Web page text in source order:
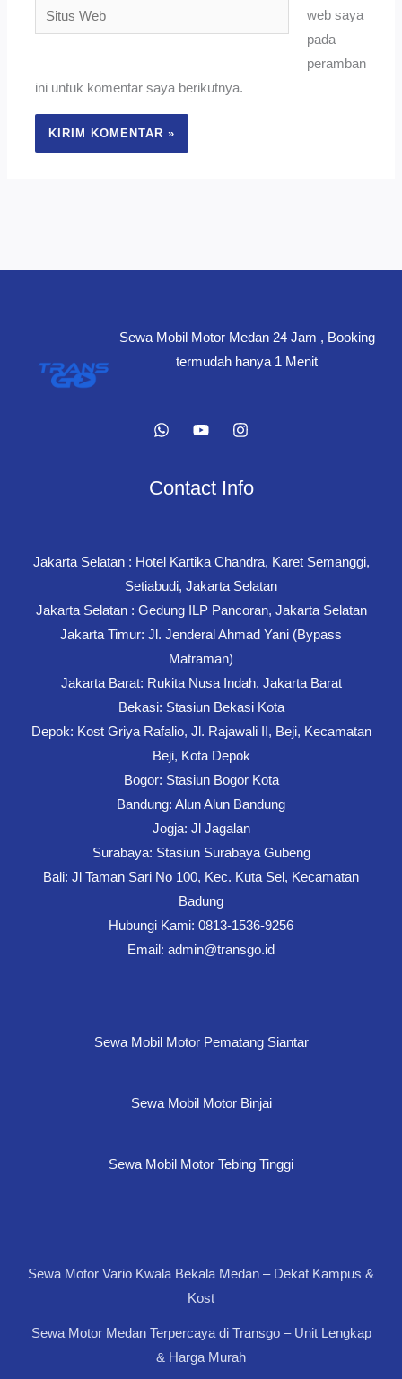
Situs
Web
web saya
pada
peramban
ini untuk komentar saya berikutnya.
Sewa Mobil Motor Medan 24 Jam , Booking
termudah hanya 1 Menit
Contact Info
Jakarta Selatan : Hotel Kartika Chandra, Karet Semanggi,
Setiabudi, Jakarta Selatan
Jakarta Selatan : Gedung ILP Pancoran, Jakarta Selatan
Jakarta Timur: Jl. Jenderal Ahmad Yani (Bypass
Matraman)
Jakarta Barat: Rukita Nusa Indah, Jakarta Barat
Bekasi: Stasiun Bekasi Kota
Depok: Kost Griya Rafalio, Jl. Rajawali II, Beji, Kecamatan
Beji, Kota Depok
Bogor: Stasiun Bogor Kota
Bandung: Alun Alun Bandung
Jogja: Jl Jagalan
Surabaya: Stasiun Surabaya Gubeng
Bali: Jl Taman Sari No 100, Kec. Kuta Sel, Kecamatan
Badung
Hubungi Kami: 0813-1536-9256
Email: admin@transgo.id
Sewa Mobil Motor Pematang Siantar
Sewa Mobil Motor Binjai
Sewa Mobil Motor Tebing Tinggi
Sewa Motor Vario Kwala Bekala Medan – Dekat Kampus &
Kost
Sewa Motor Medan Terpercaya di Transgo – Unit Lengkap
& Harga Murah